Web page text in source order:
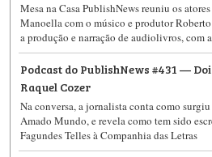
Mesa na Casa PublishNews reuniu os
Manoella com o músico e produtor
a produção e narração de audiolivros, com
Podcast do PublishNews #431 —
Raquel Cozer
Na conversa, a jornalista conta como
Amado Mundo, e revela como tem sido
Fagundes Telles à Companhia das Letras